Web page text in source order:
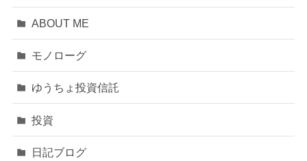
ABOUT ME
モノローグ
ゆうちょ投資信託
投資
日記ブログ